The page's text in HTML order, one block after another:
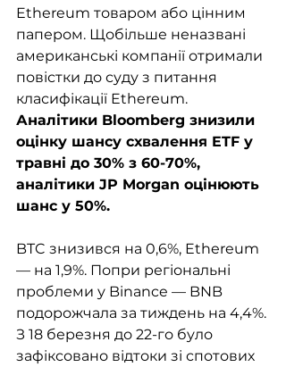
Ethereum товаром або цінним
папером. Щобільше неназвані
американські компанії отримали
повістки до суду з питання
класифікації Ethereum.
Аналітики Bloomberg знизили
оцінку шансу схвалення ETF у
травні до 30% з 60-70%,
аналітики JP Morgan оцінюють
шанс у 50%.
BTC знизився на 0,6%, Ethereum
— на 1,9%. Попри регіональні
проблеми у Binance — BNB
подорожчала за тиждень на 4,4%.
З 18 березня до 22-го було
зафіксовано відтоки зі спотових